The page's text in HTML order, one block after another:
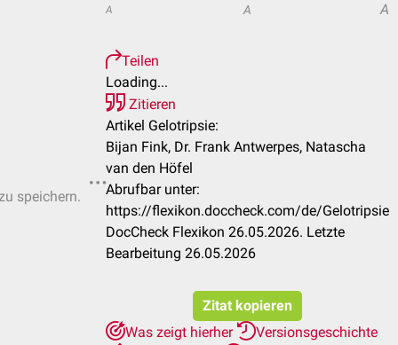
speichern.
A A A
Teilen
Loading...
Zitieren
Artikel Gelotripsie:
Bijan Fink, Dr. Frank Antwerpes, Natascha
van den Höfel
Abrufbar unter:
https://flexikon.doccheck.com/de/Gelotripsie
DocCheck Flexikon 26.05.2026. Letzte
Bearbeitung 26.05.2026
Zitat kopieren
Was zeigt hierher
Versionsgeschichte